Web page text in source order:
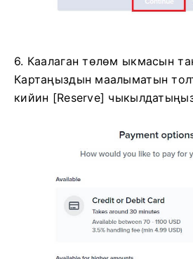
6. Каалаган төлөм ыкмасын
Картаңыздын маалыматын
кийин [Reserve]